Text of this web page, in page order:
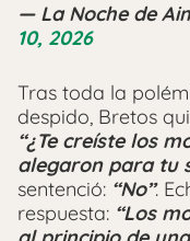
— La Noche de
10, 2026
Tras toda la
despido, Bretos
“¿Te creíste los
alegaron para tu
sentenció: “No”.
respuesta: “Los